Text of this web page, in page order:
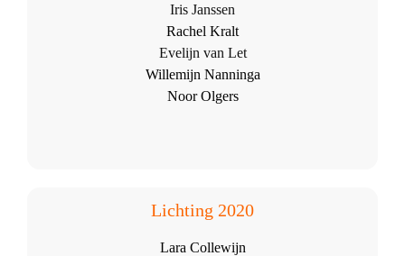
Iris Janssen
Rachel Kralt
Evelijn van Let
Willemijn Nanninga
Noor Olgers
Lichting 2020
Lara Collewijn